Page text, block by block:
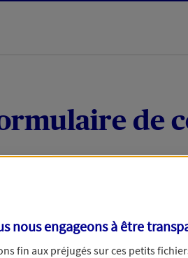
de
message :
nous engageons à être
fin aux préjugés sur ces petits